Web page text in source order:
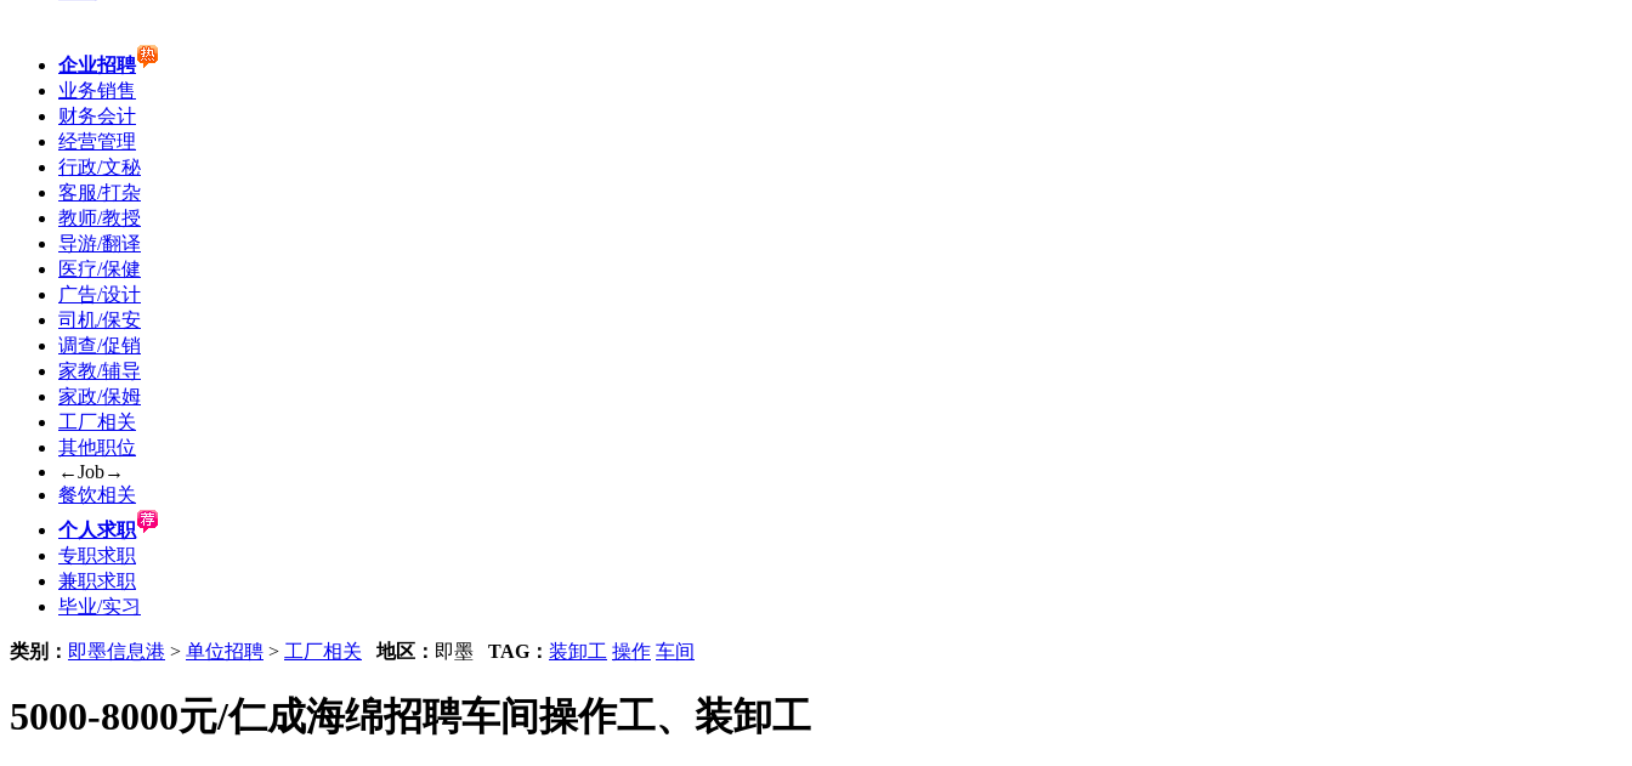
企业招聘
业务销售
财务会计
经营管理
行政/文秘
客服/打杂
教师/教授
导游/翻译
医疗/保健
广告/设计
司机/保安
调查/促销
家教/辅导
家政/保姆
工厂相关
其他职位
←Job→
餐饮相关
个人求职
专职求职
兼职求职
毕业/实习
类别： 即墨信息港 > 单位招聘 > 工厂相关 地区： 即墨 TAG： 装卸工 操作 车间
5000-8000元/仁成海绵招聘车间操作工、装卸工